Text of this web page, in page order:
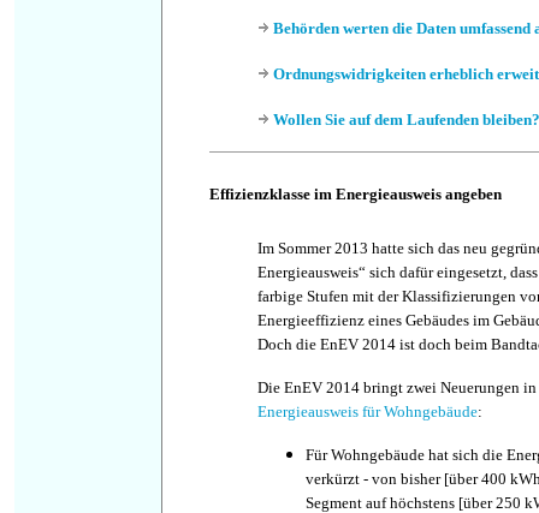
Behörden werten die Daten umfassend
Ordnungswidrigkeiten erheblich
Wollen Sie auf dem Laufenden bleiben?
Effizienzklasse im Energieausweis angeben
Im Sommer 2013 hatte sich das neu
Energieausweis“ sich dafür eingesetzt,
farbige Stufen mit der Klassifizierungen
Energieeffizienz eines Gebäudes im
Doch die EnEV 2014 ist doch beim
Die EnEV 2014 bringt zwei Neuerungen
Energieausweis für Wohngebäude:
Für Wohngebäude hat sich die
verkürzt - von bisher [über 400
Segment auf höchstens [über 250